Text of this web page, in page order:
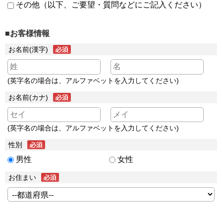
その他（以下、ご要望・質問などにご記入ください）
■お客様情報
お名前(漢字)
(英字名の場合は、アルファベットを入力してください)
お名前(カナ)
(英字名の場合は、アルファベットを入力してください)
性別
男性 女性
お住まい